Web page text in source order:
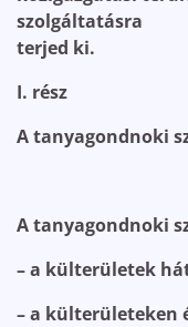
szolgáltatásra
terjed ki.
I. rész
A tanyagondnoki
A tanyagondnoki
– a külterületek
– a külterületeken